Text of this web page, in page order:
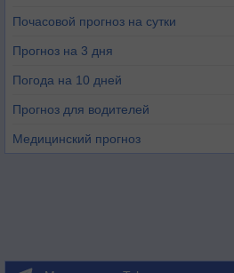
Почасовой прогноз на сутки
Прогноз на 3 дня
Погода на 10 дней
Прогноз для водителей
Медицинский прогноз